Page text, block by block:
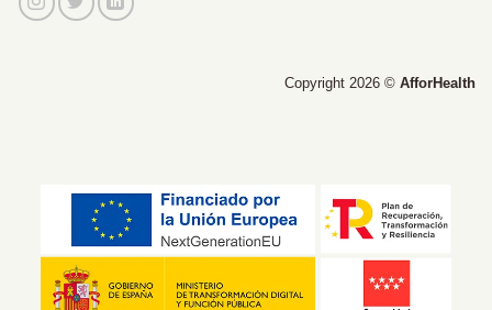
Copyright 2026 © AfforHealth